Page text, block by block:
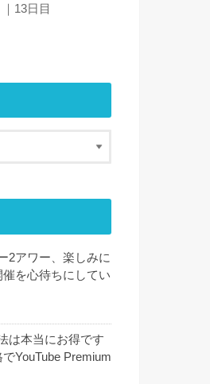
13日目
2アワー、楽しみに
を心待ちにしてい
は本当にお得です
YouTube Premium